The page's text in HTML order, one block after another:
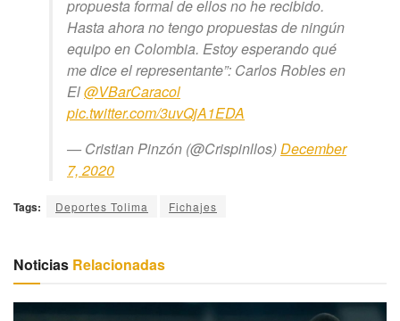
propuesta formal de ellos no he recibido.
Hasta ahora no tengo propuestas de ningún
equipo en Colombia. Estoy esperando qué
me dice el representante”: Carlos Robles en
El@VBarCaracol
pic.twitter.com/3uvQjA1EDA
— Cristian Pinzón (@Crispinllos) December
7, 2020
Tags: Deportes Tolima Fichajes
Noticias Relacionadas